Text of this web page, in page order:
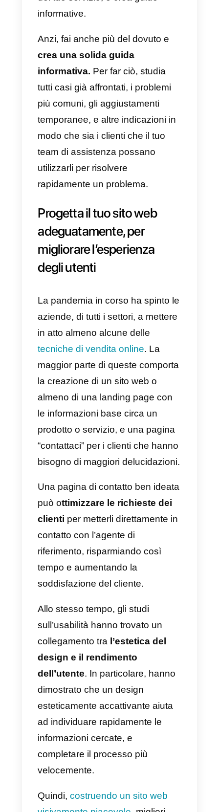
con ogni cliente, i agenti possono
dedicano meno tempo alla
risoluzione di un problema.
Pertanto, unasoluzione
omnicanaleè un ottimo
strumento per aumentare il tasso
di risoluzione delle
fornire supporto altamente
personalizzato, migliorare
costi legati all’assistenza.
Rispondi alle domande
prima che ti vengano
poste, con una sezione
FAQ dedicata
Esamina le varie richieste e
domande dei clienti pervenute, e
probabilmente scoprirai che
sono ricorrenti. Perché non
rispondere in maniera esaustiva
queste domande in una sezione
FAQ del tuo sito web?
Anche l’
Harvard Business
afferma che oltre l’80% dei
cerca di risolversi le questioni
in autonomiaprima di decidere
aziendale.